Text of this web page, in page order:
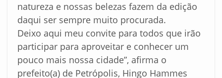
natureza e nossas belezas fazem da edição
daqui ser sempre muito procurada.
Deixo aqui meu convite para todos que irão
participar para aproveitar e conhecer um
pouco mais nossa cidade”, afirma o
prefeito(a) de Petrópolis, Hingo Hammes